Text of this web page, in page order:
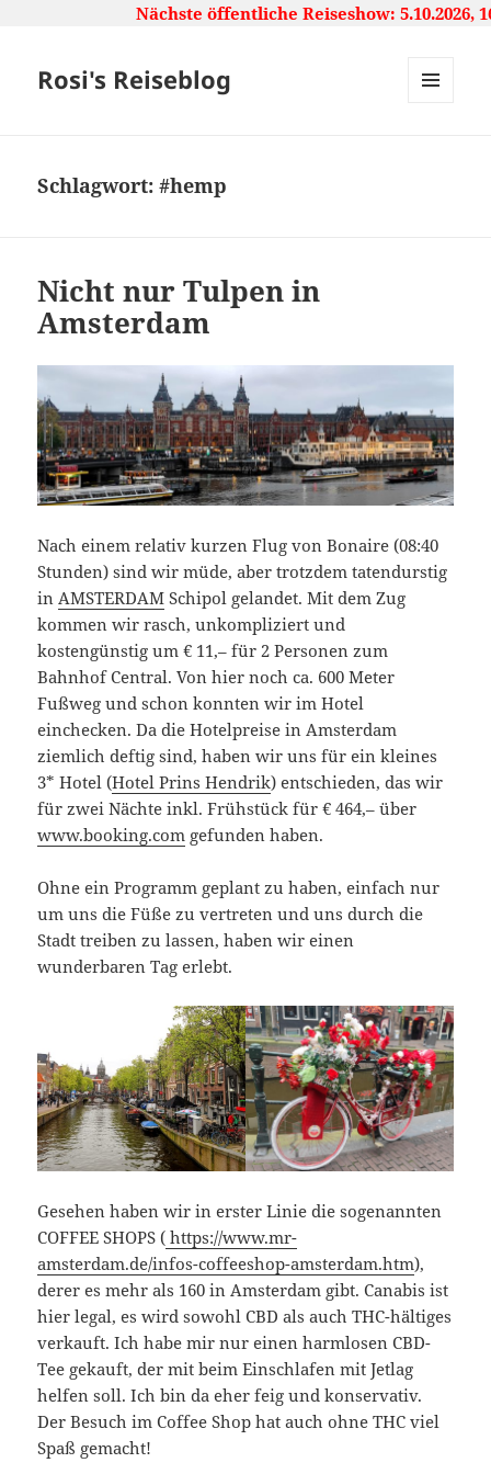
Nächste öffentliche Reiseshow: 5.10.2026,
Rosi's Reiseblog
Schlagwort:#hemp
Nicht nur Tulpen in
Amsterdam
Nach einem relativ kurzen Flug von Bonaire (08:40
Stunden) sind wir müde, aber trotzdem tatendurstig
in AMSTERDAM Schipol gelandet. Mit dem Zug
kommen wir rasch, unkompliziert und
kostengünstig um € 11,– für 2 Personen zum
Bahnhof Central. Von hier noch ca. 600 Meter
Fußweg und schon konnten wir im Hotel
einchecken. Da die Hotelpreise in Amsterdam
ziemlich deftig sind, haben wir uns für ein kleines
3* Hotel (Hotel Prins Hendrik) entschieden, das wir
für zwei Nächte inkl. Frühstück für € 464,– über
www.booking.com gefunden haben.
Ohne ein Programm geplant zu haben, einfach nur
um uns die Füße zu vertreten und uns durch die
Stadt treiben zu lassen, haben wir einen
wunderbaren Tag erlebt.
Gesehen haben wir in erster Linie die sogenannten
COFFEE SHOPS ( https://www.mr-
amsterdam.de/infos-coffeeshop-amsterdam.htm),
derer es mehr als 160 in Amsterdam gibt. Canabis ist
hier legal, es wird sowohl CBD als auch THC-hältiges
verkauft. Ich habe mir nur einen harmlosen CBD-
Tee gekauft, der mit beim Einschlafen mit Jetlag
helfen soll. Ich bin da eher feig und konservativ.
Der Besuch im Coffee Shop hat auch ohne THC viel
Spaß gemacht!